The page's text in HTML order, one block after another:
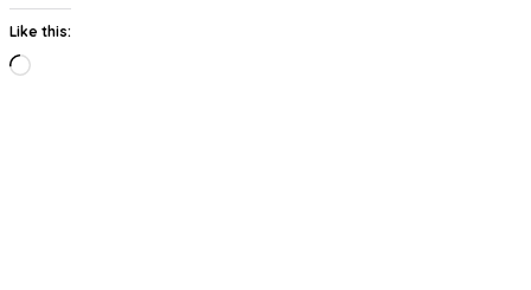
Like this:
Loading…